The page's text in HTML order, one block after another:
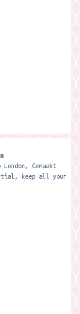
Gemaakt
keep all your